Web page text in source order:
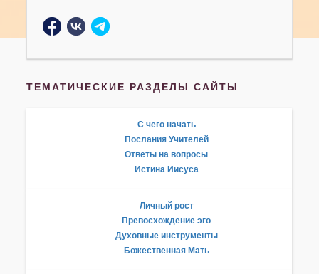
ТЕМАТИЧЕСКИЕ РАЗДЕЛЫ САЙТЫ
С чего начать
Послания Учителей
Ответы на вопросы
Истина Иисуса
Личный рост
Превосхождение эго
Духовные инструменты
Божественная Мать